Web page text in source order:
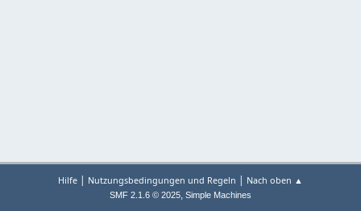
Hilfe | Nutzungsbedingungen und Regeln | Nach oben ▲
SMF 2.1.6 © 2025, Simple Machines